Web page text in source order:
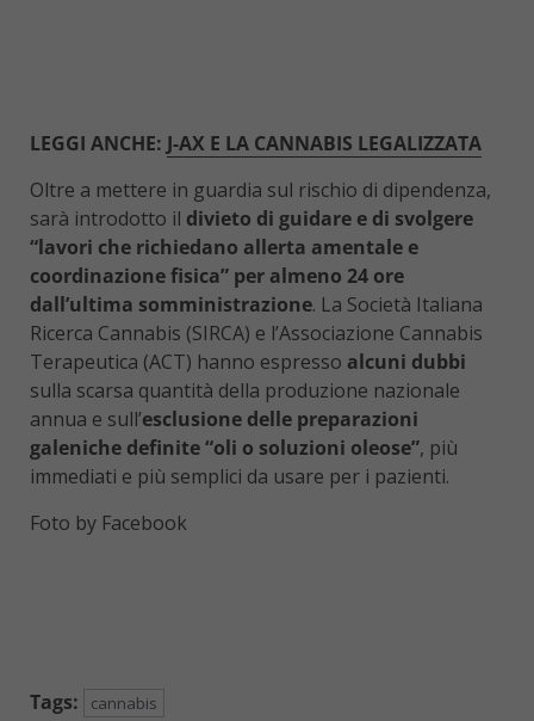
LEGGI ANCHE: J-AX E LA CANNABIS LEGALIZZATA
Oltre a mettere in guardia sul rischio di dipendenza,
sarà introdotto il divieto di guidare e di svolgere
“lavori che richiedano allerta amentale e
coordinazione fisica” per almeno 24 ore
dall’ultima somministrazione. La Società Italiana
Ricerca Cannabis (SIRCA) e l’Associazione Cannabis
Terapeutica (ACT) hanno espresso alcuni dubbi
sulla scarsa quantità della produzione nazionale
annua e sull’esclusione delle preparazioni
galeniche definite “oli o soluzioni oleose”, più
immediati e più semplici da usare per i pazienti.
Foto by Facebook
Tags: cannabis